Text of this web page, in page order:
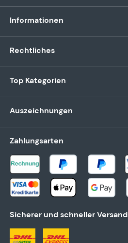
Informationen
Rechtliches
Top Kategorien
Auszeichnungen
Zahlungsarten
Sicherer und schneller Versand